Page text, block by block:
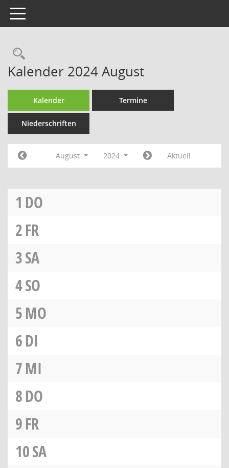
Toggle navigation
Rechercheauswahl
Kalender 2024 August
Kalender Termine
Niederschriften
August 2024 Aktuell
1 DO
2FR
3SA
4SO
5MO
6DI
7MI
8DO
9FR
10SA